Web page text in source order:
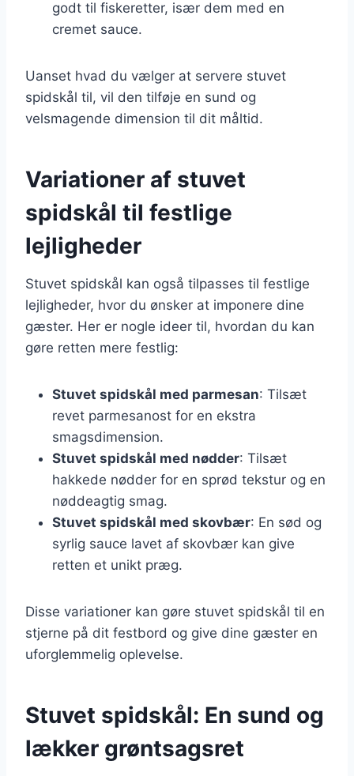
godt til fiskeretter, især dem med en
cremet sauce.
Uanset hvad du vælger at servere stuvet
spidskål til, vil den tilføje en sund og
velsmagende dimension til dit måltid.
Variationer af stuvet
spidskål til festlige
lejligheder
Stuvet spidskål kan også tilpasses til festlige
lejligheder, hvor du ønsker at imponere dine
gæster. Her er nogle ideer til, hvordan du kan
gøre retten mere festlig:
Stuvet spidskål med parmesan: Tilsæt
revet parmesanost for en ekstra
smagsdimension.
Stuvet spidskål med nødder: Tilsæt
hakkede nødder for en sprød tekstur og en
nøddeagtig smag.
Stuvet spidskål med skovbær: En sød og
syrlig sauce lavet af skovbær kan give
retten et unikt præg.
Disse variationer kan gøre stuvet spidskål til en
stjerne på dit festbord og give dine gæster en
uforglemmelig oplevelse.
Stuvet spidskål: En sund og
lækker grøntsagsret